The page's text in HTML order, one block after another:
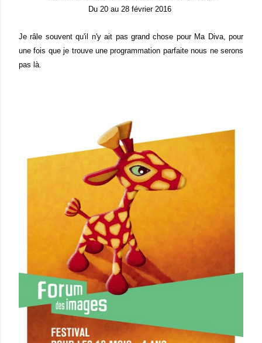
Du 20 au 28 février 2016
Je râle souvent qu'il n'y ait pas grand chose pour Ma Diva, pour
une fois que je trouve une programmation parfaite nous ne serons
pas là.